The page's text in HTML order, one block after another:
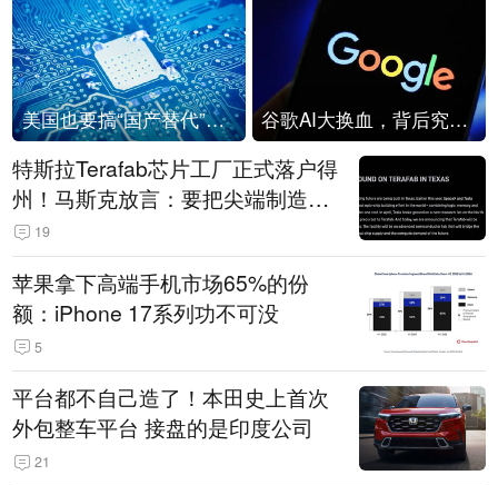
美国也要搞“国产替代”？先算清三笔账 谷歌AI大换血，背后究竟发生了什么？
特斯拉Terafab芯片工厂正式落户得
州！马斯克放言：要把尖端制造带
回美国
19
苹果拿下高端手机市场65%的份
额：iPhone 17系列功不可没
5
平台都不自己造了！本田史上首次
外包整车平台 接盘的是印度公司
21